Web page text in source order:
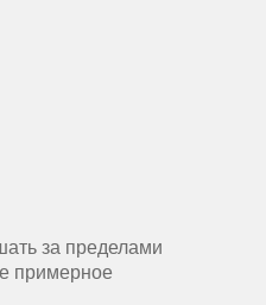
за пределами
примерное